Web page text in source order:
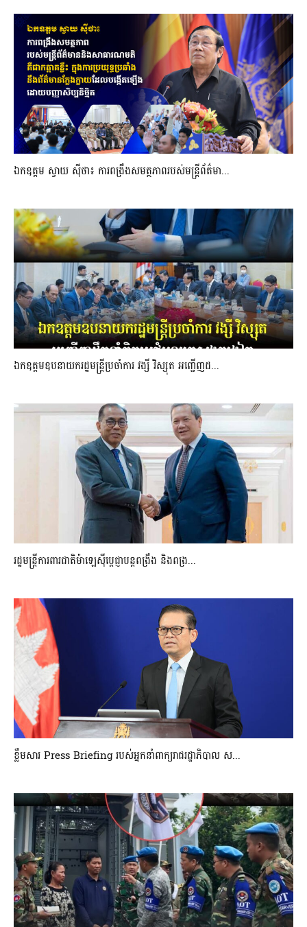
ឯកឧត្តម ស្វាយ ស៊ីថា៖ ការពង្រឹងសមត្ថភាពរបស់មន្ត្រីព័ត៌មា...
ឯកឧត្តមឧបនាយករដ្ឋមន្រ្តីប្រចាំការ វង្សី វិស្សុត អញ្ជើញដ...
រដ្ឋមន្ត្រីការពារជាតិម៉ាឡេស៊ីប្ដេជ្ញាបន្តពង្រឹង និងពង្រ...
ខ្លឹមសារ Press Briefing របស់អ្នកនាំពាក្យរាជរដ្ឋាភិបាល ស...